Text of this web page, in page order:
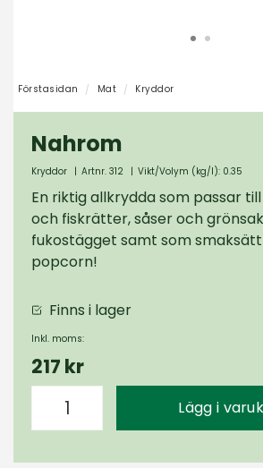
Förstasidan Mat Kryddor
Nahrom
Kryddor | Artnr. 312 | Vikt/Volym (kg/l): 0.35
En riktig allkrydda som passar
och fiskrätter, såser och
fukostägget samt som
popcorn!
Finns i lager
Inkl. moms:
217 kr
Lägg i